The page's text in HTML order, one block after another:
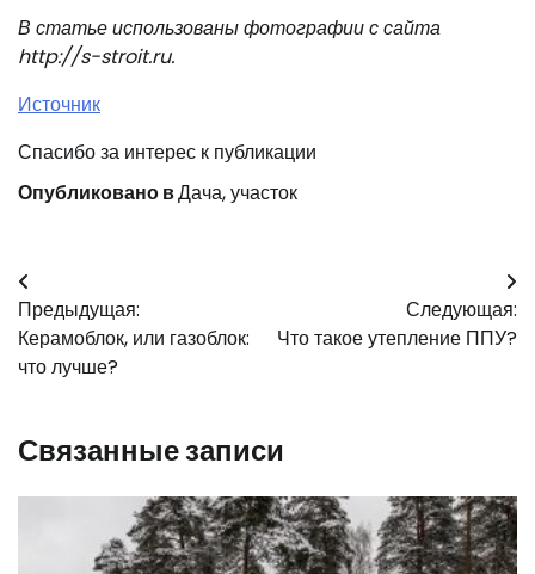
В статье использованы фотографии с сайта
http://s-stroit.ru.
Источник
Спасибо за интерес к публикации
Опубликовано вДача, участок
Навигация
по
записям
Предыдущая:
Керамоблок, или газоблок:
что лучше?
Следующая:
Что такое утепление ППУ?
Связанные записи